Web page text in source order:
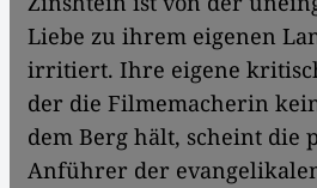
Liebe zu ihrem eigenen
irritiert. Ihre eigene
der die Filmemacherin
dem Berg hält, scheint die
Anführer der